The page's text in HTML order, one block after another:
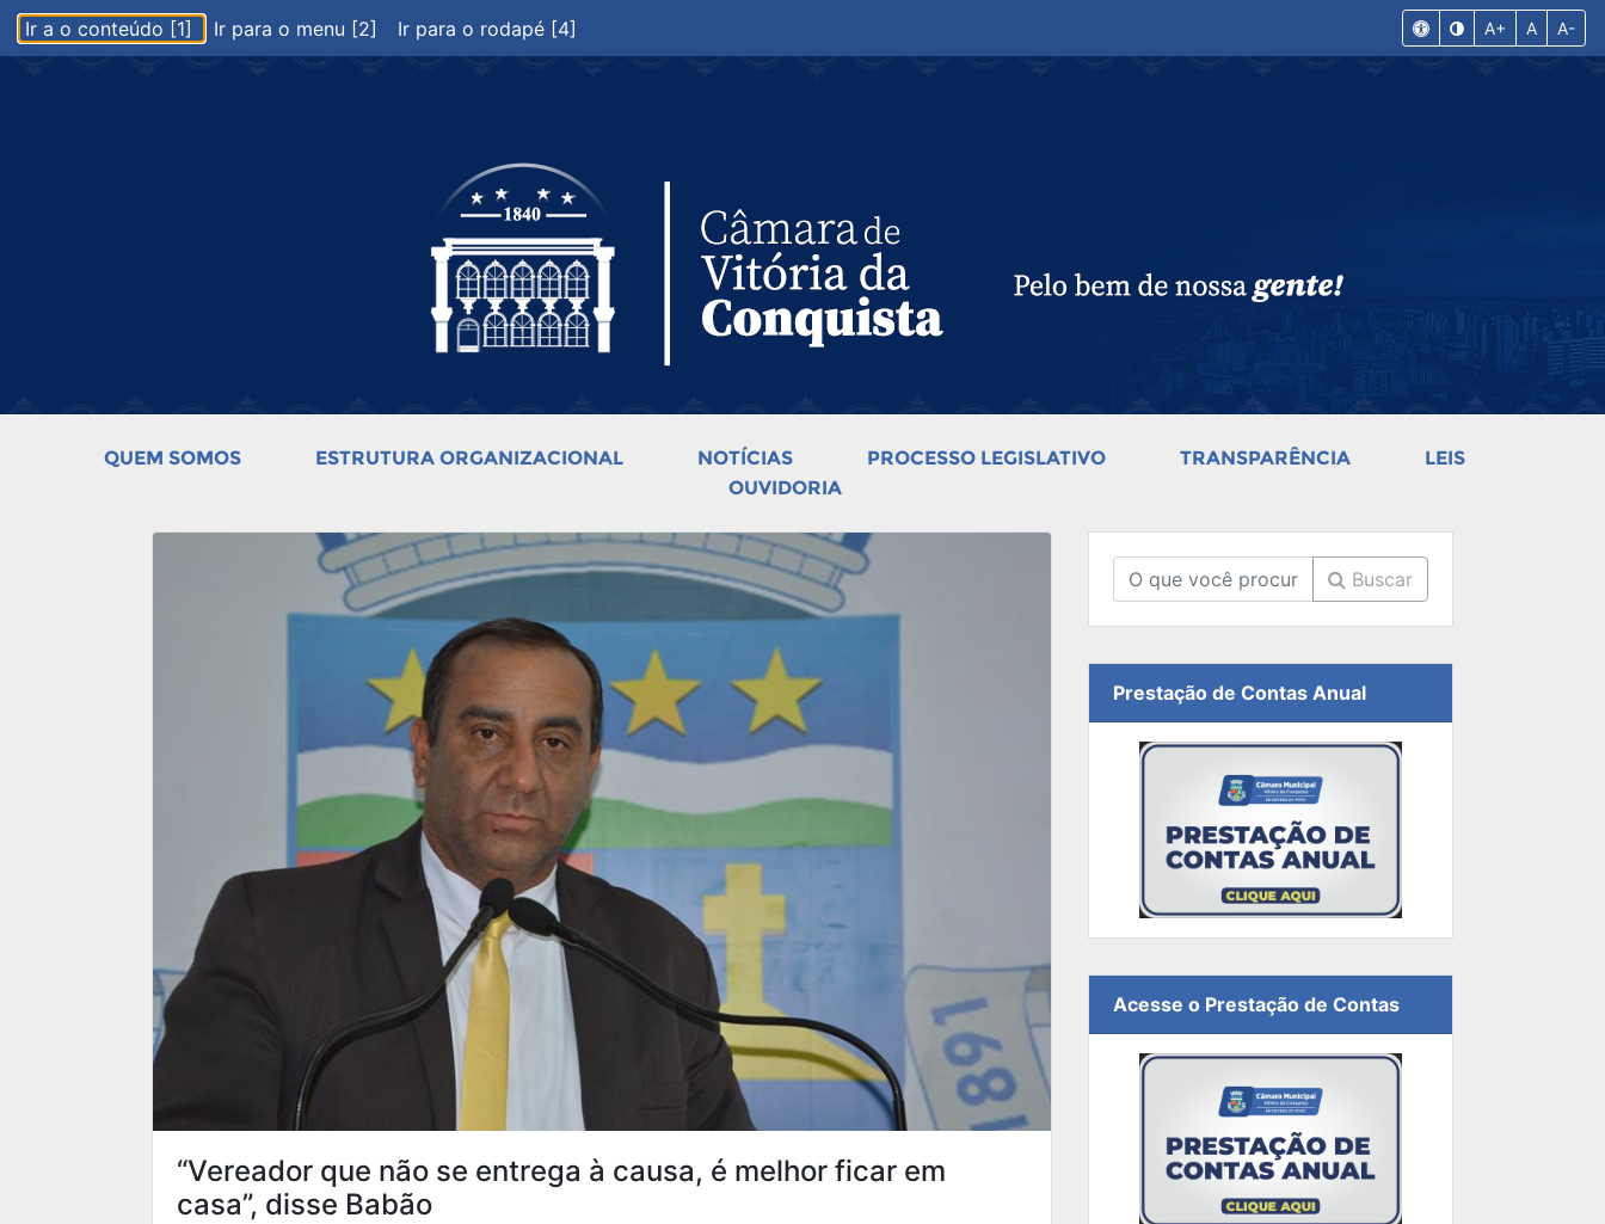
Ir a o conteúdo [1] Ir para o menu [2] Ir para o rodapé [4] A+ A A-
QUEM SOMOS ESTRUTURA ORGANIZACIONAL NOTÍCIAS PROCESSO LEGISLATIVO TRANSPARÊNCIA
LEIS
OUVIDORIA
“Vereador que não se entrega à causa, é melhor ficar em
casa”, disse Babão
Buscar
Prestação de Contas Anual
Acesse o Prestação de Contas